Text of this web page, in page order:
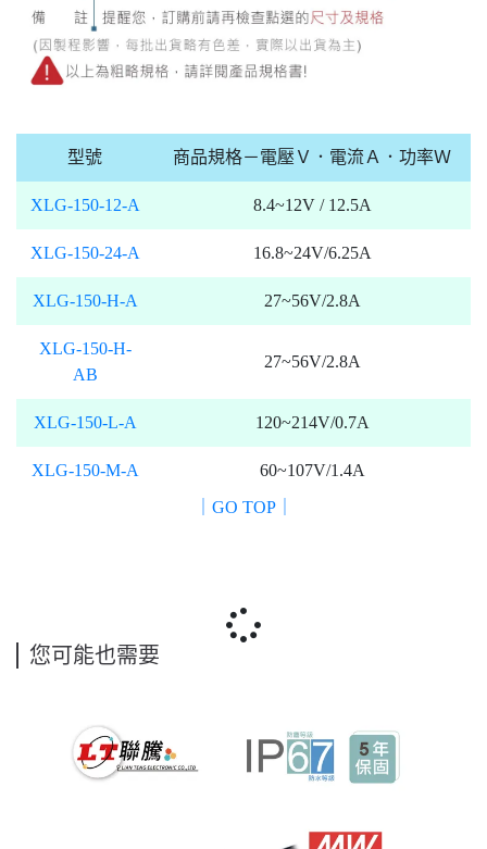
型號 商品規格－電壓Ｖ．電流Ａ．功率Ｗ
XLG-150-12-A 8.4~12V / 12.5A
XLG-150-24-A 16.8~24V/6.25A
XLG-150-H-A 27~56V/2.8A
XLG-150-H-
AB
27~56V/2.8A
XLG-150-L-A 120~214V/0.7A
XLG-150-M-A
60~107V/1.4A
｜GO TOP｜
您可能也需要